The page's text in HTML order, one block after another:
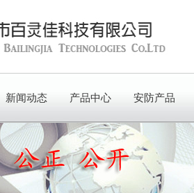
新闻动态 产品中心 安防产品